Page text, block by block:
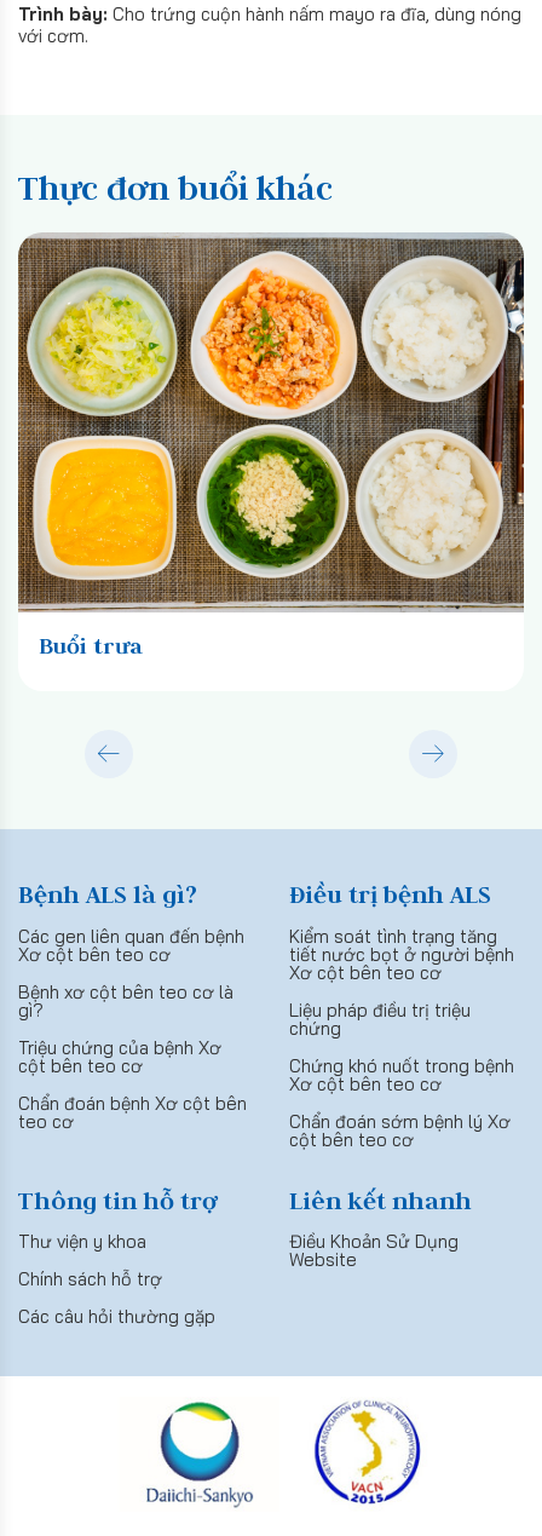
Trình bày: Cho trứng cuộn hành nấm mayo ra đĩa, dùng nóng
với cơm.
Thực đơn buổi khác
Bệnh ALS là gì?
Các gen liên quan đến bệnh
Xơ cột bên teo cơ
Bệnh xơ cột bên teo cơ là
gì?
Triệu chứng của bệnh Xơ
cột bên teo cơ
Chẩn đoán bệnh Xơ cột bên
teo cơ
Điều trị bệnh ALS
Kiểm soát tình trạng tăng
tiết nước bọt ở người bệnh
Xơ cột bên teo cơ
Liệu pháp điều trị triệu
chứng
Chứng khó nuốt trong bệnh
Xơ cột bên teo cơ
Chẩn đoán sớm bệnh lý Xơ
cột bên teo cơ
Thông tin hỗ trợ
Thư viện y khoa
Chính sách hỗ trợ
Các câu hỏi thường gặp
Liên kết nhanh
Điều Khoản Sử Dụng
Website